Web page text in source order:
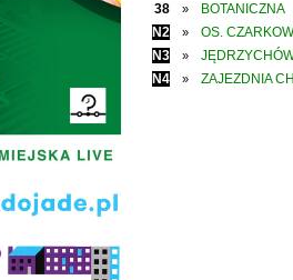
38
»
BOTANICZNA
N2
»
OS.
N3
»
N4
» ZAJEZDNIA